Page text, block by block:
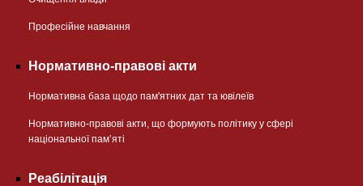
Професійне навчання
Нормативно-правові акти
Нормативна база щодо пам'ятних дат та ювілеїв
Нормативно-правові акти, що формують політику у сфері
національної памʼяті
Реабілітація